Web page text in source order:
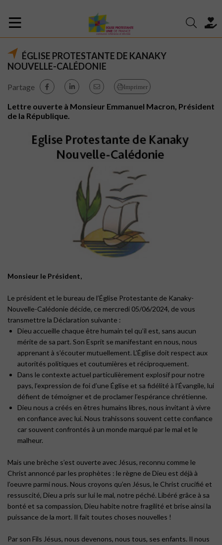
ÉGLISE PROTESTANTE DE KANAKY
NOUVELLE-CALÉDONIE
Partage Imprimer
Lettre ouverte à Monsieur Emmanuel Macron, Président
de la République.
Monsieur le Président,
Le président et le bureau de l’Église Protestante de Kanaky-
Nouvelle-Calédonie décide, ce mercredi 05/06/2024, de vous
transmettre la Déclaration suivante :
Dieu accueille chaque être humain tel qu’il est, sans aucun
mérite de sa part. Son Esprit se manifestant en nous, nous
apprenant à s’écouter mutuellement. L’Église doit respect aux
autorités politiques et coutumières et réciproquement.
Dans le contexte actuel particulièrement explosif pour notre
pays, l’expression de foi d’une Église et sa fidélité à l’Évangile, lui
défient de témoigner et de proclamer l’espérance chrétienne.
Dieu nous a créés en êtres humains libres, nous invitant à vivre
en confiance avec lui. Nous trahissons souvent cette confiance
car souvent confrontés à un monde marqué par le mal et le
malheur.
Mais une brèche s’est ouverte avec Jésus, reconnu comme le
Christ annoncé par les prophètes : le règne de Dieu est déjà à
l’oeuvre parmi nous. Nous croyons qu’en Jésus, le Christ crucifié et
ressuscité, Dieu a pris sur lui le mal, notre péché. Libéré grâce à sa
bonté et sa compassion, Dieu habite notre fragilité et brise ainsi la
puissance de la mort. Il fait toutes choses nouvelles !
Par son Fils Jésus, nous devenons, nous tous, ses enfants. Il nous